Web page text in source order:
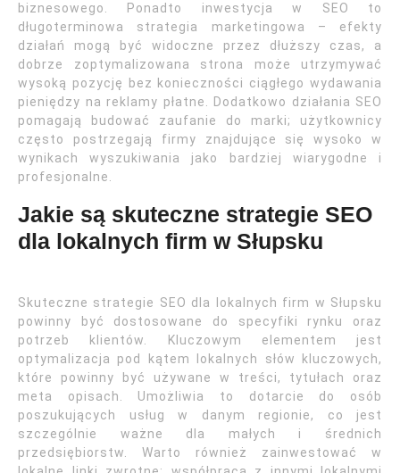
biznesowego. Ponadto inwestycja w SEO to
długoterminowa strategia marketingowa – efekty
działań mogą być widoczne przez dłuższy czas, a
dobrze zoptymalizowana strona może utrzymywać
wysoką pozycję bez konieczności ciągłego wydawania
pieniędzy na reklamy płatne. Dodatkowo działania SEO
pomagają budować zaufanie do marki; użytkownicy
często postrzegają firmy znajdujące się wysoko w
wynikach wyszukiwania jako bardziej wiarygodne i
profesjonalne.
Jakie są skuteczne strategie SEO
dla lokalnych firm w Słupsku
Skuteczne strategie SEO dla lokalnych firm w Słupsku
powinny być dostosowane do specyfiki rynku oraz
potrzeb klientów. Kluczowym elementem jest
optymalizacja pod kątem lokalnych słów kluczowych,
które powinny być używane w treści, tytułach oraz
meta opisach. Umożliwia to dotarcie do osób
poszukujących usług w danym regionie, co jest
szczególnie ważne dla małych i średnich
przedsiębiorstw. Warto również zainwestować w